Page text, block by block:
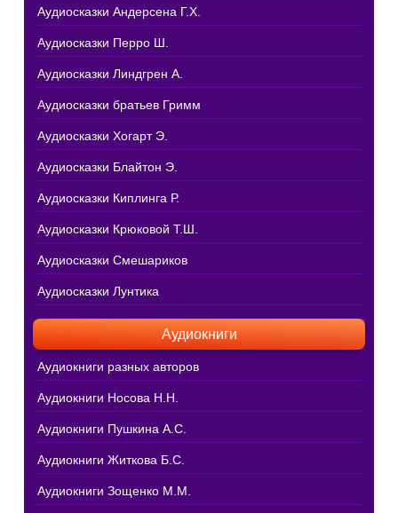
Аудиосказки Андерсена Г.Х.
Аудиосказки Перро Ш.
Аудиосказки Линдгрен А.
Аудиосказки братьев Гримм
Аудиосказки Хогарт Э.
Аудиосказки Блайтон Э.
Аудиосказки Киплинга Р.
Аудиосказки Крюковой Т.Ш.
Аудиосказки Смешариков
Аудиосказки Лунтика
Аудиокниги
Аудиокниги разных авторов
Аудиокниги Носова Н.Н.
Аудиокниги Пушкина А.С.
Аудиокниги Житкова Б.С.
Аудиокниги Зощенко М.М.